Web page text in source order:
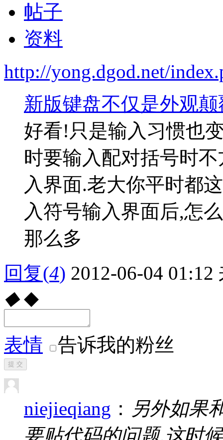
帖子
资料
http://yong.dgod.net/
新版键盘不仅是外观颠
好看!只是输入习惯也
时要输入配对括号时
入界面.老大你平时都
入符号输入界面后,怎
那么多
回复(4) 2012-06-04 01:12
◆ ◆
表情 告诉我的粉丝
提 交
niejieqiang ： 另外如果
要贴代码的问题,这时